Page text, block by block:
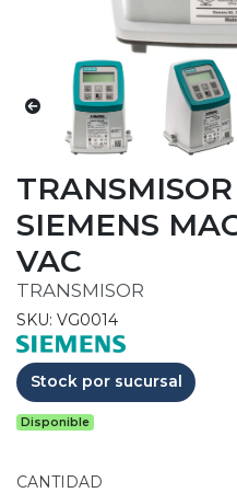
SIEMENS
VAC
TRANSMISOR
SKU: VG0014
Stock por sucursal
Disponible
CANTIDAD